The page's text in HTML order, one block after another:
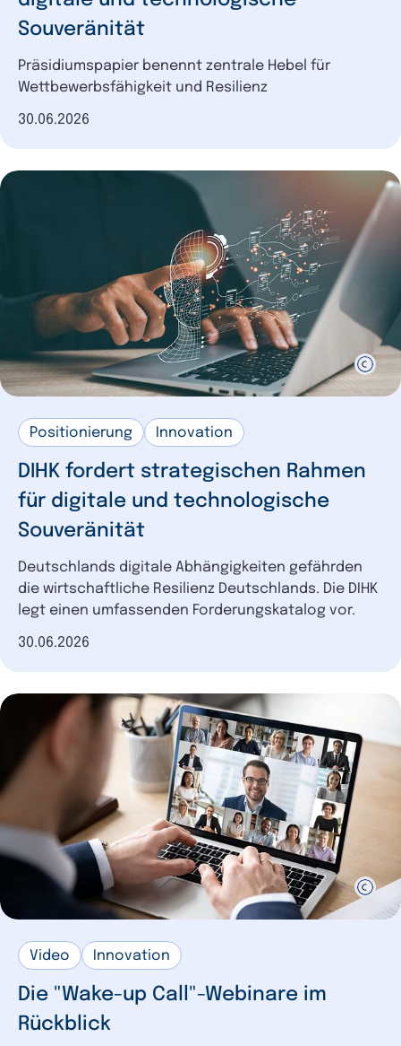
Souveränität
Präsidiumspapier benennt zentrale Hebel für
Wettbewerbsfähigkeit und Resilienz
Datum der Veröffentlichung
30.06.2026
Positionierung Innovation
DIHK fordert strategischen Rahmen
für digitale und technologische
Souveränität
Deutschlands digitale Abhängigkeiten gefährden
die wirtschaftliche Resilienz Deutschlands. Die DIHK
legt einen umfassenden Forderungskatalog vor.
Datum der Veröffentlichung
30.06.2026
Video Innovation
Die "Wake-up Call"-Webinare im
Rückblick